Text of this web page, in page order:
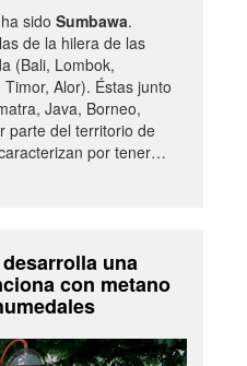
sido Sumbawa.
de la hilera de las
(Bali, Lombok,
Alor). Éstas junto
Java, Borneo,
parte del territorio de
por tener…
una
con metano